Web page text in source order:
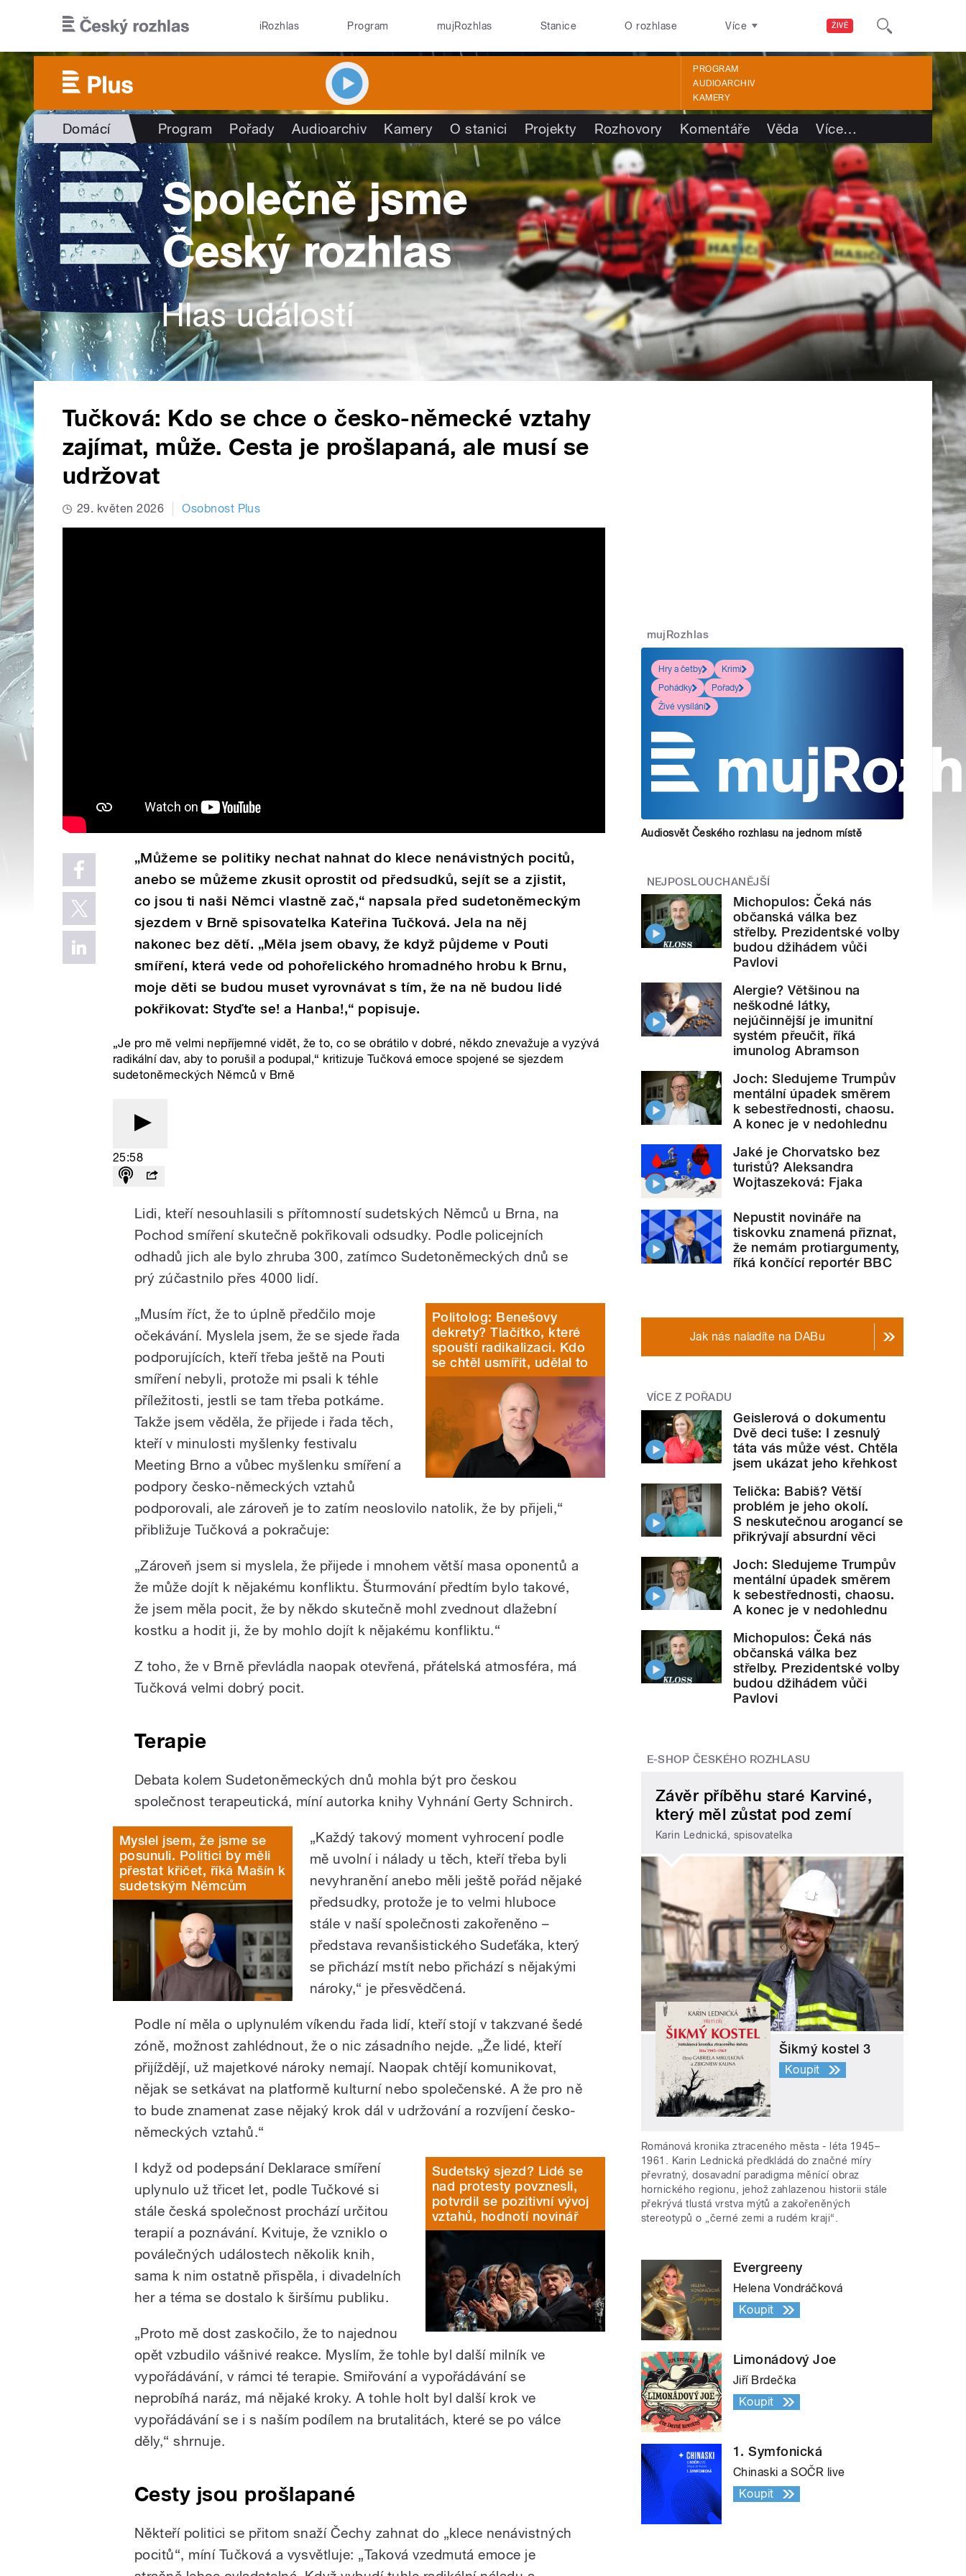
ŽIVĚ
iRozhlas Program mujRozhlas Stanice O rozhlase Více
PROGRAM
AUDIOARCHIV
KAMERY
Domácí Program Pořady Audioarchiv Kamery O stanici Projekty Rozhovory Komentáře Věda Více…
Tučková: Kdo se chce o česko-německé vztahy
zajímat, může. Cesta je prošlapaná, ale musí se
udržovat
29. květen 2026 Osobnost Plus
„Můžeme se politiky nechat nahnat do klece nenávistných pocitů,
anebo se můžeme zkusit oprostit od předsudků, sejít se a zjistit,
co jsou ti naši Němci vlastně zač,“ napsala před sudetoněmeckým
sjezdem v Brně spisovatelka Kateřina Tučková. Jela na něj
nakonec bez dětí. „Měla jsem obavy, že když půjdeme v Pouti
smíření, která vede od pohořelického hromadného hrobu k Brnu,
moje děti se budou muset vyrovnávat s tím, že na ně budou lidé
pokřikovat: Styďte se! a Hanba!,“ popisuje.
„Je pro mě velmi nepříjemné vidět, že to, co se obrátilo v dobré, někdo znevažuje a vyzývá
radikální dav, aby to porušil a podupal,“ kritizuje Tučková emoce spojené se sjezdem
sudetoněmeckých Němců v Brně
25:58
Lidi, kteří nesouhlasili s přítomností sudetských Němců u Brna, na
Pochodsmíření skutečně pokřikovali odsudky. Podle policejních
odhadů jich ale bylo zhruba 300, zatímco Sudetoněmeckých dnů se
prý zúčastnilo přes 4000 lidí.
Politolog: Benešovy
dekrety? Tlačítko, které
spouští radikalizaci. Kdo
se chtěl usmířit, udělal to
„Musím říct, že to úplně předčilo moje
očekávání. Myslela jsem, že se sjede řada
podporujících, kteří třeba ještě na Pouti
smíření nebyli, protože mi psali k téhle
příležitosti, jestli se tam třeba potkáme.
Takže jsem věděla, že přijede i řada těch,
kteří v minulosti myšlenky festivalu
Meeting Brno a vůbec myšlenku smíření a
podpory česko-německých vztahů
podporovali, ale zároveň je to zatím neoslovilo natolik, že by přijeli,“
přibližuje Tučková a pokračuje:
„Zároveň jsem si myslela, že přijede i mnohem větší masa oponentů a
že může dojít k nějakému konfliktu. Šturmování předtím bylo takové,
že jsem měla pocit, že by někdo skutečně mohl zvednout dlažební
kostku a hodit ji, že by mohlo dojít k nějakému konfliktu.“
Z toho, že v Brně převládla naopak otevřená, přátelská atmosféra, má
Tučková velmi dobrý pocit.
Terapie
Debata kolem Sudetoněmeckých dnů mohla být pro českou
společnost terapeutická, míní autorka knihy Vyhnání Gerty Schnirch.
Myslel jsem, že jsme se
posunuli. Politici by měli
přestat křičet, říká Mašín k
sudetským Němcům
„Každý takový moment vyhrocení podle
mě uvolní i nálady u těch, kteří třeba byli
nevyhranění anebo měli ještě pořád nějaké
předsudky, protože je to velmi hluboce
stále v naší společnosti zakořeněno –
představa revanšistického Sudeťáka, který
se přichází mstít nebo přichází s nějakými
nároky,“ je přesvědčená.
Podle ní měla o uplynulém víkendu řada lidí, kteří stojí v takzvané šedé
zóně, možnost zahlédnout, že o nic zásadního nejde. „Že lidé, kteří
přijíždějí, už majetkové nároky nemají. Naopak chtějí komunikovat,
nějak se setkávat na platformě kulturní nebo společenské. A že pro ně
to bude znamenat zase nějaký krok dál v udržování a rozvíjení česko-
německých vztahů.“
Sudetský sjezd? Lidé se
nad protesty povznesli,
potvrdil se pozitivní vývoj
vztahů, hodnotí novinář
I když od podepsání Deklarace smíření
uplynulo už třicet let, podle Tučkové si
stále česká společnost prochází určitou
terapií a poznávání. Kvituje, že vzniklo o
poválečných událostech několik knih,
sama k nim ostatně přispěla, i divadelních
her a téma se dostalo k širšímu publiku.
„Proto mě dost zaskočilo, že to najednou
opět vzbudilo vášnivé reakce. Myslím, že tohle byl další milník ve
vypořádávání, v rámci té terapie. Smiřování a vypořádávání se
neprobíhá naráz, má nějaké kroky. A tohle holt byl další krok ve
vypořádávání se i s naším podílem na brutalitách, které se po válce
děly,“ shrnuje.
Cesty jsou prošlapané
Někteří politici se přitom snaží Čechy zahnat do „klece nenávistných
pocitů“, míní Tučková a vysvětluje: „Taková vzedmutá emoce je
mujRozhlas
Hry a četby
Krimi
Pohádky
Pořady
Živé vysílání
Audiosvět Českého rozhlasu na jednom místě
NEJPOSLOUCHANĚJŠÍ
Michopulos: Čeká nás
občanská válka bez
střelby. Prezidentské volby
budou džihádem vůči
Pavlovi
Alergie? Většinou na
neškodné látky,
nejúčinnější je imunitní
systém přeučit, říká
imunolog Abramson
Joch: Sledujeme Trumpův
mentální úpadek směrem
k sebestřednosti, chaosu.
A konec je v nedohlednu
Jaké je Chorvatsko bez
turistů? Aleksandra
Wojtaszeková: Fjaka
Nepustit novináře na
tiskovku znamená přiznat,
že nemám protiargumenty,
říká končící reportér BBC
Jak nás naladíte na DABu
VÍCE Z POŘADU
Geislerová o dokumentu
Dvě deci tuše: I zesnulý
táta vás může vést. Chtěla
jsem ukázat jeho křehkost
Telička: Babiš? Větší
problém je jeho okolí.
S neskutečnou arogancí se
přikrývají absurdní věci
Joch: Sledujeme Trumpův
mentální úpadek směrem
k sebestřednosti, chaosu.
A konec je v nedohlednu
Michopulos: Čeká nás
občanská válka bez
střelby. Prezidentské volby
budou džihádem vůči
Pavlovi
E-SHOP ČESKÉHO ROZHLASU
Závěr příběhu staré Karviné,
který měl zůstat pod zemí
Karin Lednická, spisovatelka
Šikmý kostel 3
Koupit
Románová kronika ztraceného města - léta 1945–
1961. Karin Lednická předkládá do značné míry
převratný, dosavadní paradigma měnící obraz
hornického regionu, jehož zahlazenou historii stále
překrývá tlustá vrstva mýtů a zakořeněných
stereotypů o „černé zemi a rudém kraji“.
Evergreeny
Helena Vondráčková
Koupit
Limonádový Joe
Jiří Brdečka
Koupit
1. Symfonická
Chinaski a SOČR live
Koupit